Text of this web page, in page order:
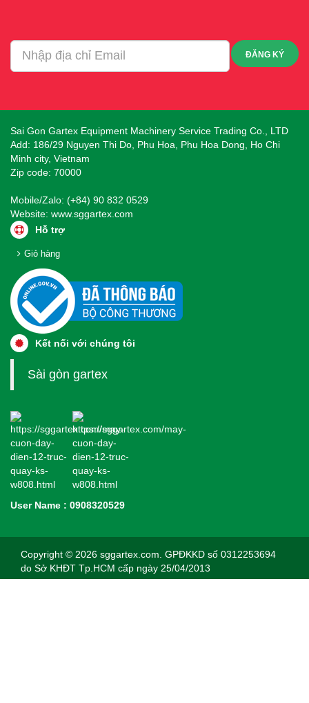
ĐĂNG KÝ
Sai Gon Gartex Equipment Machinery Service Trading Co., LTD
Add: 186/29 Nguyen Thi Do, Phu Hoa, Phu Hoa Dong, Ho Chi
Minh city, Vietnam
Zip code: 70000
Mobile/Zalo: (+84) 90 832 0529
Website: www.sggartex.com
Hỗ trợ
Giỏ hàng
Kết nối với chúng tôi
Sài gòn gartex
User Name : 0908320529
Copyright © 2026 sggartex.com. GPĐKKD số 0312253694
do Sở KHĐT Tp.HCM cấp ngày 25/04/2013